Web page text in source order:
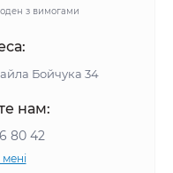
з вимогами
Бойчука 34
нам:
80 42